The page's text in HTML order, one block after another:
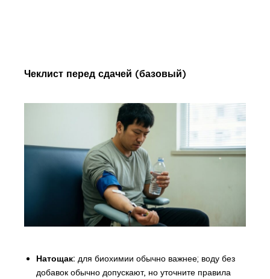
Чеклист перед сдачей (базовый)
Натощак: для биохимии обычно важнее; воду без
добавок обычно допускают, но уточните правила